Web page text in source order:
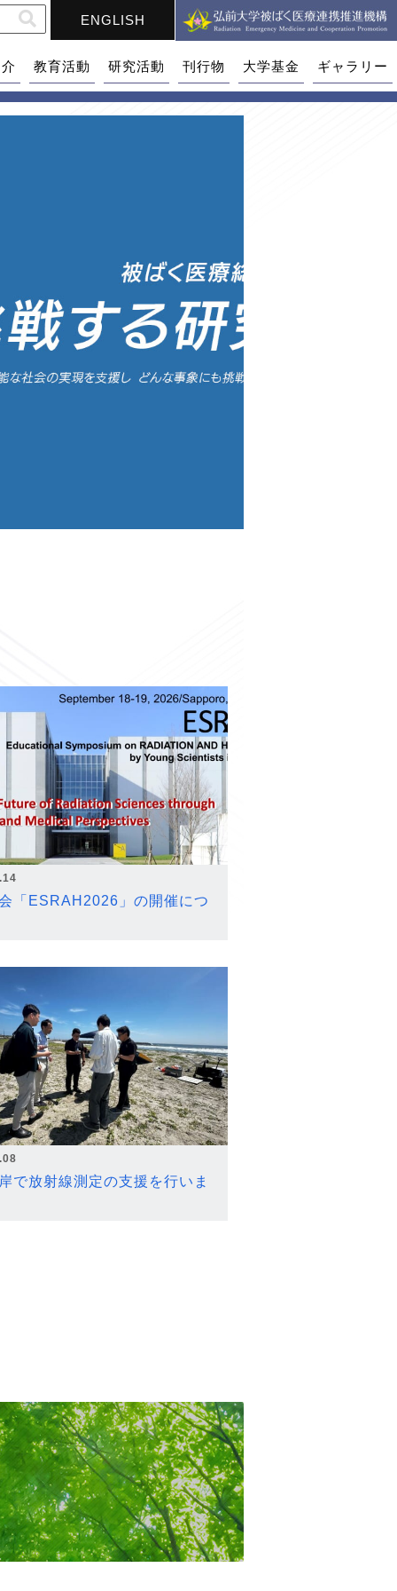
ENGLISH
教育活動 研究活動 刊行物 大学基金 ギャラリー
「ESRAH2026」の開催につ
で放射線測定の支援を行いま